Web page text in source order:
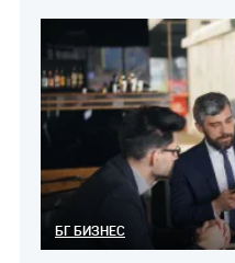
БГ БИЗНЕС